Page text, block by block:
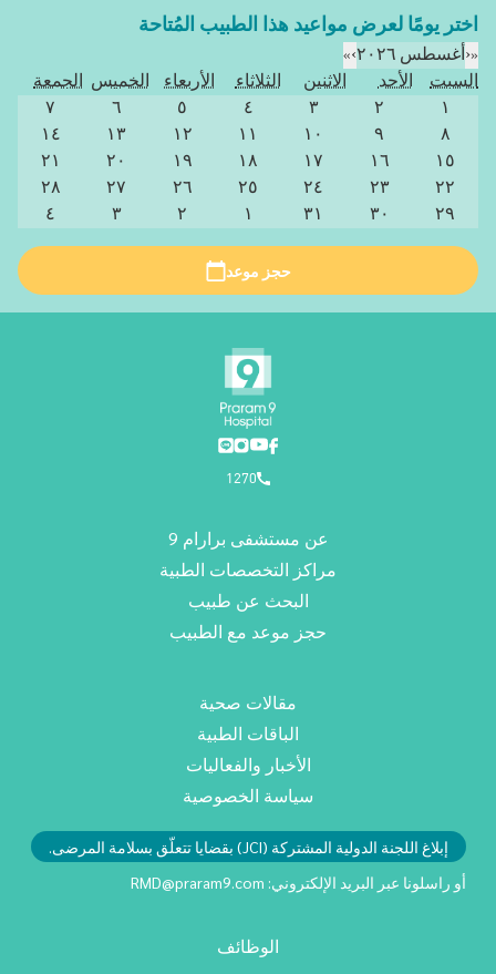
اختر يومًا لعرض مواعيد هذا الطبيب المُتاحة
«
‹أغسطس ٢٠٢٦ ›
»
السبت
الأحد الاثنين الثلاثاء الأربعاء الخميس الجمعة
١
٢ ٣ ٤ ٥ ٦
٧
٨
٩ ١٠ ١١ ١٢ ١٣
١٤
١٥
١٦ ١٧ ١٨ ١٩ ٢٠
٢١
٢٢
٢٣ ٢٤ ٢٥ ٢٦ ٢٧
٢٨
٢٩
٣٠ ٣١ ١ ٢ ٣ ٤
حجز موعد
1270
عن مستشفى برارام 9
مراكز التخصصات الطبية
البحث عن طبيب
حجز موعد مع الطبيب
مقالات صحية
الباقات الطبية
الأخبار والفعاليات
سياسة الخصوصية
إبلاغ اللجنة الدولية المشتركة (JCI) بقضايا تتعلّق بسلامة المرضى.
أو راسلونا عبر البريد الإلكتروني: RMD@praram9.com
الوظائف